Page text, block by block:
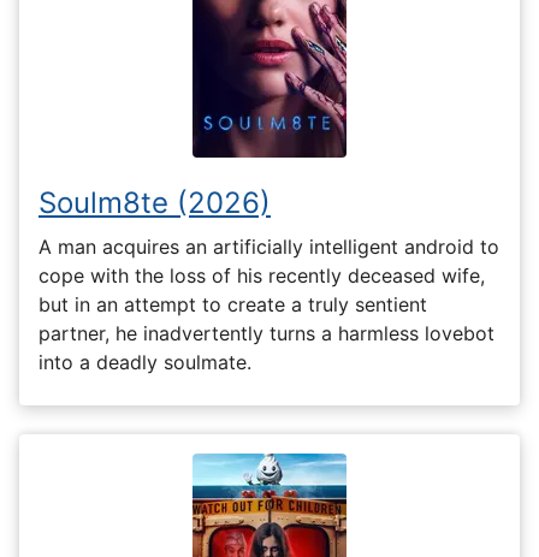
Soulm8te (2026)
A man acquires an artificially intelligent android to
cope with the loss of his recently deceased wife,
but in an attempt to create a truly sentient
partner, he inadvertently turns a harmless lovebot
into a deadly soulmate.